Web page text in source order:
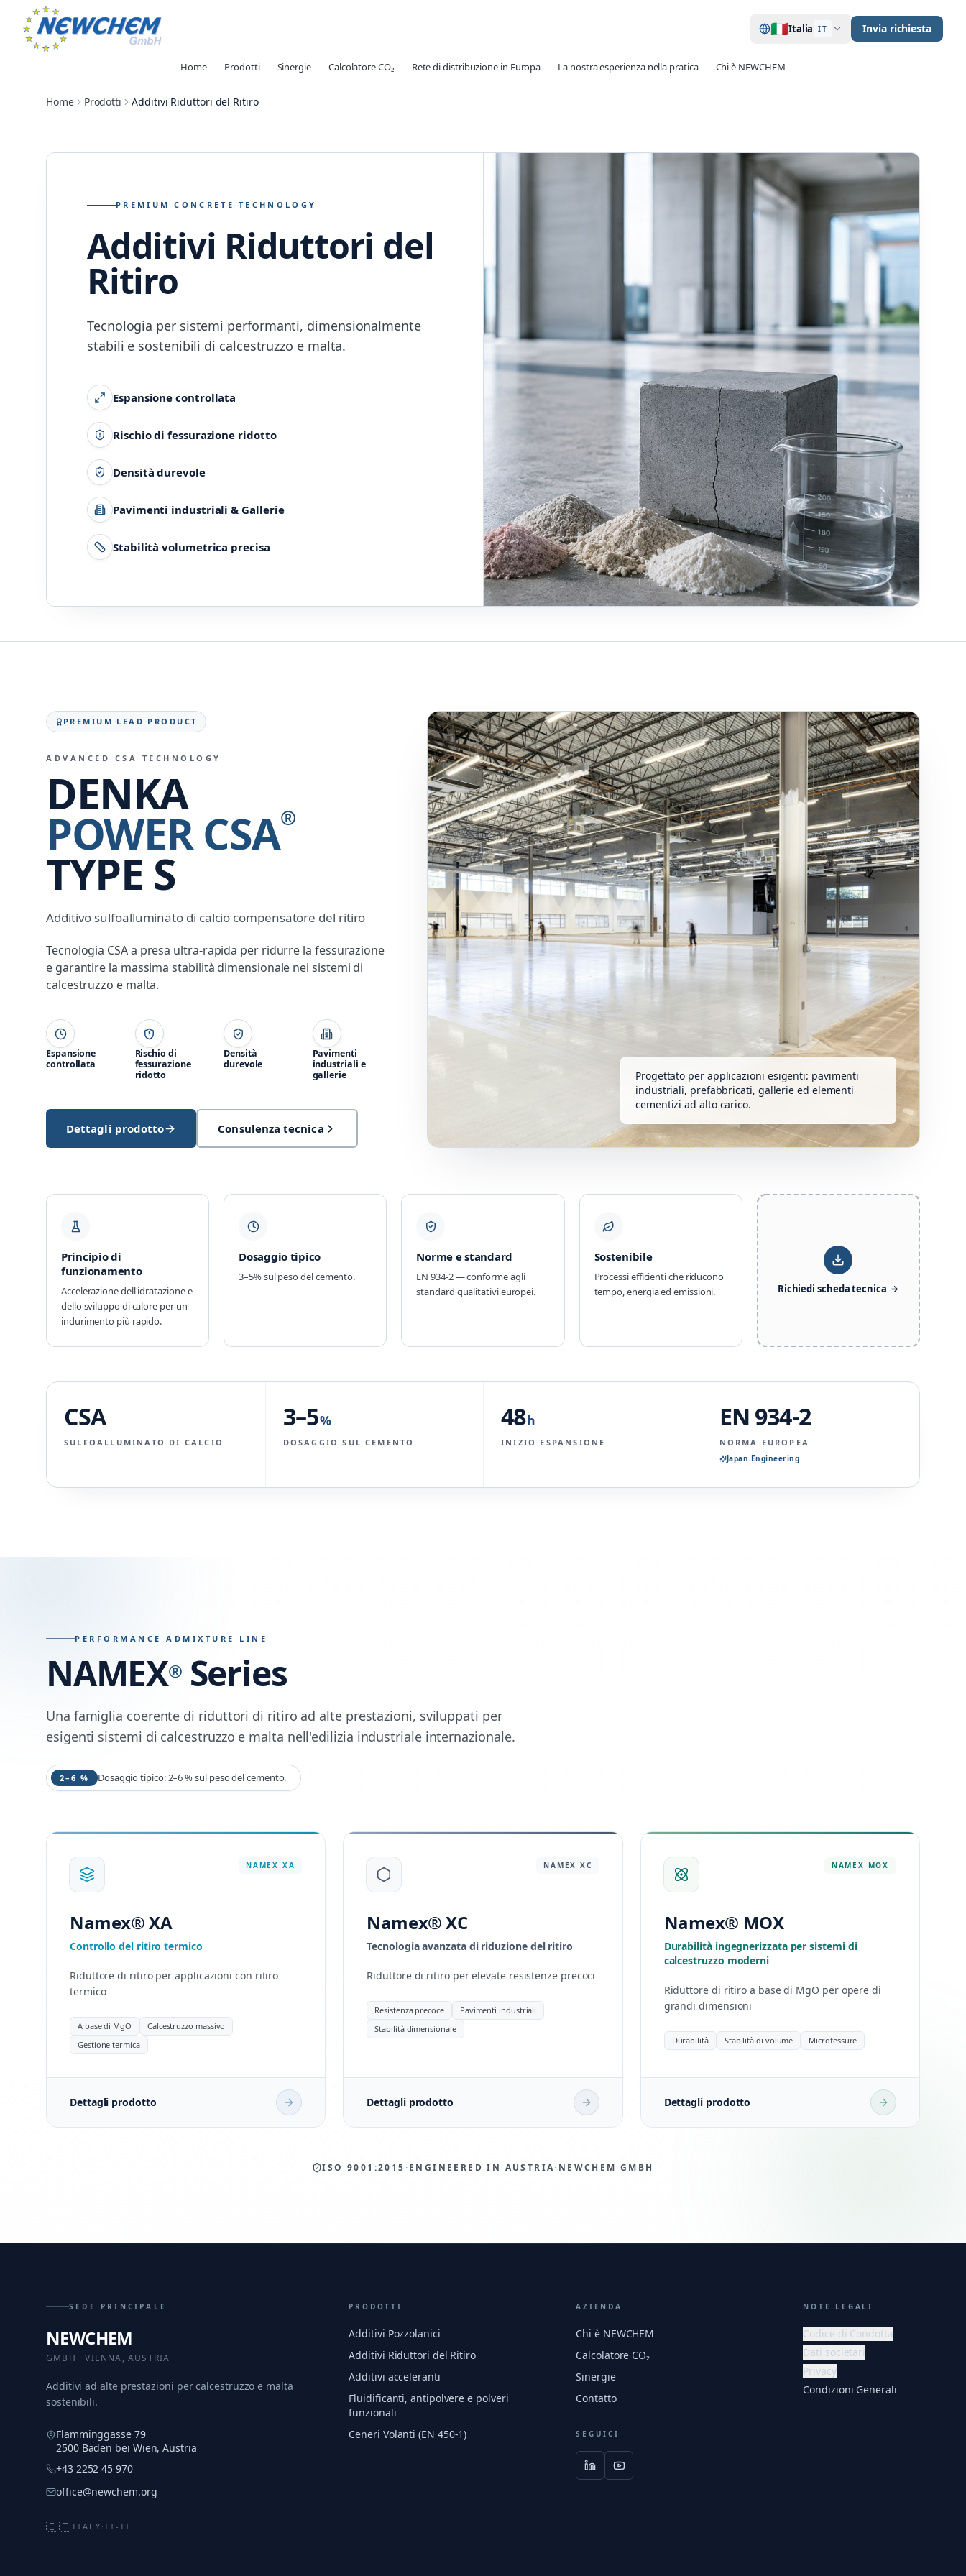
🇮🇹Italia IT Invia richiesta
Home Prodotti Sinergie Calcolatore CO₂ Rete di distribuzione in Europa La nostra esperienza nella pratica Chi è NEWCHEM
Home Prodotti Additivi Riduttori del Ritiro
PREMIUM CONCRETE TECHNOLOGY
Additivi Riduttori del
Ritiro
Tecnologia per sistemi performanti, dimensionalmente
stabili e sostenibili di calcestruzzo e malta.
Espansione controllata
Rischio di fessurazione ridotto
Densità durevole
Pavimenti industriali & Gallerie
Stabilità volumetrica precisa
PREMIUM LEAD PRODUCT
ADVANCED CSA TECHNOLOGY
DENKA
POWER CSA®
TYPE S
Additivo sulfoalluminato di calcio compensatore del ritiro
Tecnologia CSA a presa ultra-rapida per ridurre la fessurazione
e garantire la massima stabilità dimensionale nei sistemi di
calcestruzzo e malta.
Espansione
controllata
Rischio di
fessurazione
ridotto
Densità
durevole
Pavimenti
industriali e
gallerie
Dettagli prodotto Consulenza tecnica
Progettato per applicazioni esigenti: pavimenti
industriali, prefabbricati, gallerie ed elementi
cementizi ad alto carico.
Principio di
funzionamento
Accelerazione dell'idratazione e
dello sviluppo di calore per un
indurimento più rapido.
Dosaggio tipico
3–5% sul peso del cemento.
Norme e standard
EN 934-2 — conforme agli
standard qualitativi europei.
Sostenibile
Processi efficienti che riducono
tempo, energia ed emissioni.
Richiedi scheda tecnica
CSA
SULFOALLUMINATO DI CALCIO
3–5%
DOSAGGIO SUL CEMENTO
48h
INIZIO ESPANSIONE
EN 934-2
NORMA EUROPEA
Japan Engineering
PERFORMANCE ADMIXTURE LINE
NAMEX®Series
Una famiglia coerente di riduttori di ritiro ad alte prestazioni, sviluppati per
esigenti sistemi di calcestruzzo e malta nell'edilizia industriale internazionale.
2–6 % Dosaggio tipico: 2–6 % sul peso del cemento.
NAMEX XA
Namex® XA
Controllo del ritiro termico
Riduttore di ritiro per applicazioni con ritiro
termico
A base di MgO
Calcestruzzo massivo
Gestione termica
Dettagli prodotto
NAMEXXC
Namex® XC
Tecnologia avanzata di riduzione del ritiro
Riduttore di ritiro per elevate resistenze precoci
Resistenza precoce
Pavimenti industriali
Stabilità dimensionale
Dettagli prodotto
NAMEX MOX
Namex® MOX
Durabilità ingegnerizzata per sistemi di
calcestruzzo moderni
Riduttore di ritiro a base di MgO per opere di
grandi dimensioni
Durabilità Stabilità di volume Microfessure
Dettagli prodotto
ISO 9001:2015·ENGINEERED IN AUSTRIA· NEWCHEM GMBH
SEDE PRINCIPALE
NEWCHEM
GMBH · VIENNA, AUSTRIA
Additivi ad alte prestazioni per calcestruzzo e malta
sostenibili.
Flamminggasse 79
2500 Baden bei Wien, Austria
+43 2252 45 970
office@newchem.org
🇮🇹 ITALY ·IT-IT
PRODOTTI
Additivi Pozzolanici
Additivi Riduttori del Ritiro
Additivi acceleranti
Fluidificanti, antipolvere e polveri
funzionali
Ceneri Volanti (EN 450-1)
AZIENDA
Chi è NEWCHEM
Calcolatore CO₂
Sinergie
Contatto
SEGUICI
NOTE LEGALI
Codice di Condotta
Dati societari
Privacy
Condizioni Generali